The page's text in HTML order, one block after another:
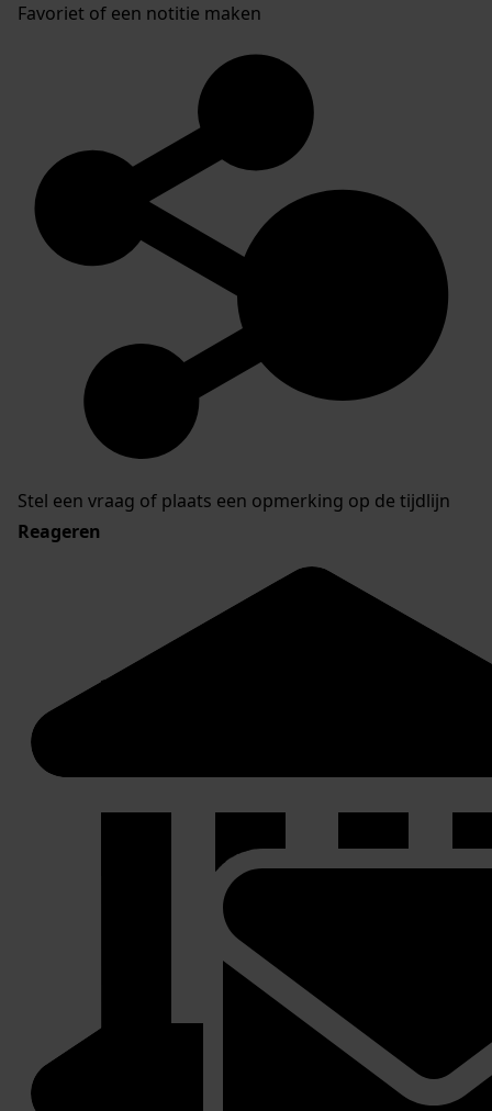
Favoriet of een notitie maken
Stel een vraag of plaats een opmerking op de tijdlijn
Reageren